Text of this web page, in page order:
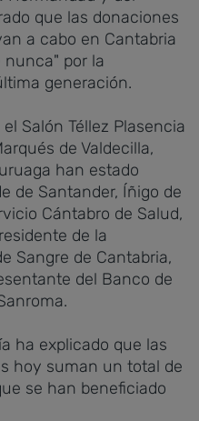
que las donaciones
a cabo en Cantabria
nunca" por la
generación.
Salón Téllez Plasencia
de Valdecilla,
han estado
de Santander, Íñigo de
Cántabro de Salud,
de la
Sangre de Cantabria,
del Banco de
ha explicado que las
hoy suman un total de
se han beneficiado